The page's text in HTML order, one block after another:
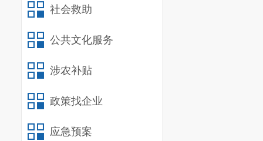
社会救助
公共文化服务
涉农补贴
政策找企业
应急预案